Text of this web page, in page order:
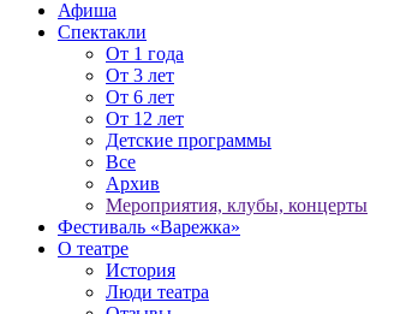
Афиша
Спектакли
От 1 года
От 3 лет
От 6 лет
От 12 лет
Детские программы
Все
Архив
Мероприятия, клубы, концерты
Фестиваль «Варежка»
О театре
История
Люди театра